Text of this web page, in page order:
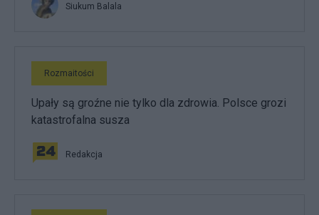
Siukum Balala
Rozmaitości
Upały są groźne nie tylko dla zdrowia. Polsce grozi
katastrofalna susza
Redakcja